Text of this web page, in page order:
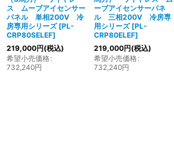
ス ムーブアイセンサー
パネル 単相200V 冷
房専用シリーズ [PL-
CRP80SELEF]
219,000円(税込)
希望小売価格:
732,240円
ーブアイセンサーパネ
ル 三相200V 冷房専
用シリーズ [PL-
CRP80ELEF]
219,000円(税込)
希望小売価格:
732,240円